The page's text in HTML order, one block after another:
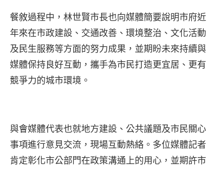
餐敘過程中，林世賢市長也向媒體簡要說明市府近
年來在市政建設、交通改善、環境整治、文化活動
及民生服務等方面的努力成果，並期盼未來持續與
媒體保持良好互動，攜手為市民打造更宜居、更有
競爭力的城市環境。
與會媒體代表也就地方建設、公共議題及市民關心
事項進行意見交流，現場互動熱絡。多位媒體記者
肯定彰化市公部門在政策溝通上的用心，並期許市